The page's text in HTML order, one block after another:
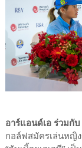
อาร์แอนด์เอ ร่วมกั
กอล์ฟสมัครเล่นหญิง